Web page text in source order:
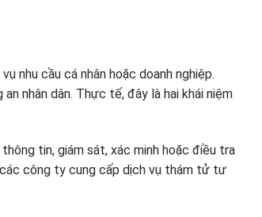
nhu cầu cá nhân hoặc doanh nghiệp.
nhân dân. Thực tế, đây là hai khái niệm
tin, giám sát, xác minh hoặc điều tra
công ty cung cấp dịch vụ thám tử tư